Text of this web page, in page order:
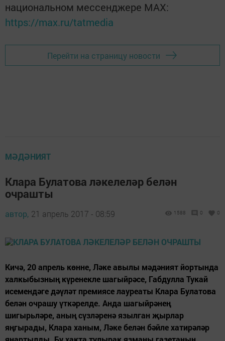
национальном мессенджере MАХ:
https://max.ru/tatmedia
Перейти на страницу новости
МӘДӘНИЯТ
Клара Булатова ләкелеләр белән
очрашты
автор, 21 апрель 2017 - 08:59 1588 0 0
Кичә, 20 апрель көнне, Ләке авылы мәдәният йортында
халкыбызның күренекле шагыйрәсе, Габдулла Тукай
исемендәге дәүләт премиясе лауреаты Клара Булатова
белән очрашу үткәрелде. Анда шагыйрәнең
шигырьләре, аның сүзләренә язылган җырлар
яңгырады, Клара ханым, Ләке белән бәйле хатирәләр